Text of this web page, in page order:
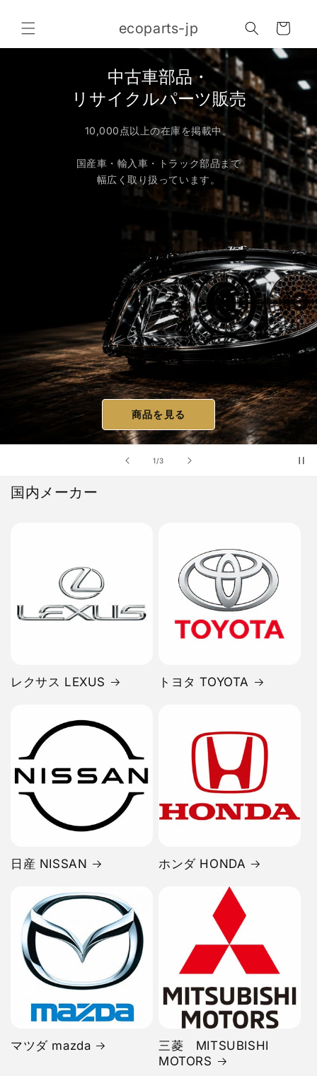
進む
ecoparts-jp
ー
ト
2/の
3
豊富な中古外装
多数掲載
ヘッドライト・バン
テールランプ・ドア・
人気の中古外装パ
豊富に取り揃えてい
商品を見る
国内メーカー
レクサス LEXUS トヨタ TOYOTA
日産 NISSAN ホンダ HONDA
マツダ mazda
三菱 MITSUBISHI
MOTORS